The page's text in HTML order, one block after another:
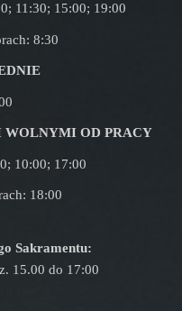
11:30; 15:00; 19:00
8:30
WOLNYMI OD PRACY
10:00; 17:00
18:00
Sakramentu:
15.00 do 17:00